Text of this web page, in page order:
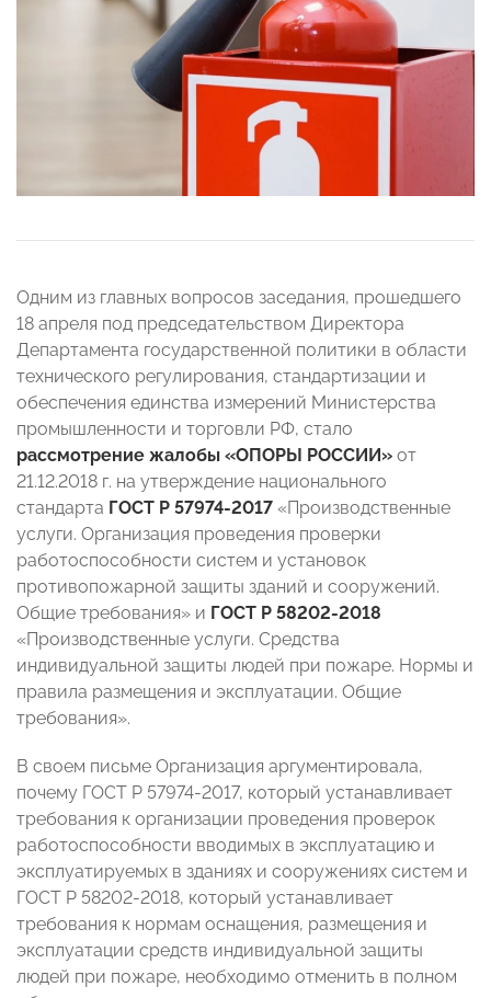
Одним из главных вопросов заседания, прошедшего
18 апреля под председательством Директора
Департамента государственной политики в области
технического регулирования, стандартизации и
обеспечения единства измерений Министерства
промышленности и торговли РФ, стало
рассмотрение жалобы «ОПОРЫ РОССИИ» от
21.12.2018 г. на утверждение национального
стандарта ГОСТ Р 57974-2017 «Производственные
услуги. Организация проведения проверки
работоспособности систем и установок
противопожарной защиты зданий и сооружений.
Общие требования» и ГОСТ Р 58202-2018
«Производственные услуги. Средства
индивидуальной защиты людей при пожаре. Нормы и
правила размещения и эксплуатации. Общие
требования».
В своем письме Организация аргументировала,
почему ГОСТ Р 57974-2017, который устанавливает
требования к организации проведения проверок
работоспособности вводимых в эксплуатацию и
эксплуатируемых в зданиях и сооружениях систем и
ГОСТ Р 58202-2018, который устанавливает
требования к нормам оснащения, размещения и
эксплуатации средств индивидуальной защиты
людей при пожаре, необходимо отменить в полном